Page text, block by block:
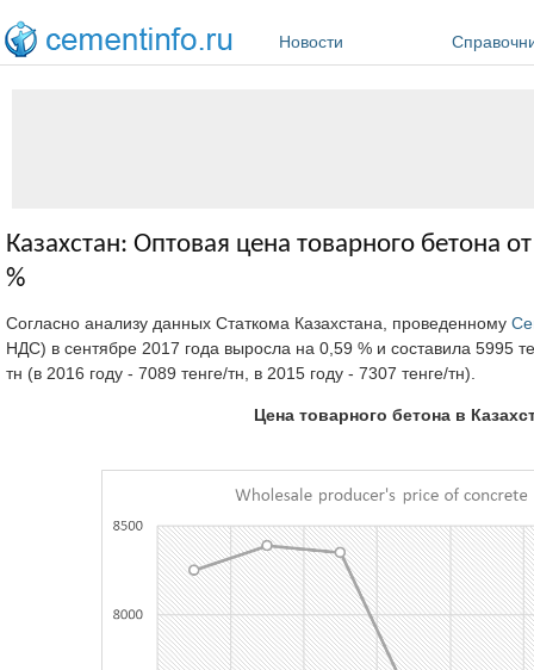
Новости
Казахстан: Оптовая цена товарного бетона
%
Согласно анализу данных Статкома Казахстана, проведенному
НДС) в сентябре 2017 года выросла на 0,59 % и составила 5995
тн (в 2016 году - 7089 тенге/тн, в 2015 году - 7307 тенге/тн).
Цена товарного бетона в